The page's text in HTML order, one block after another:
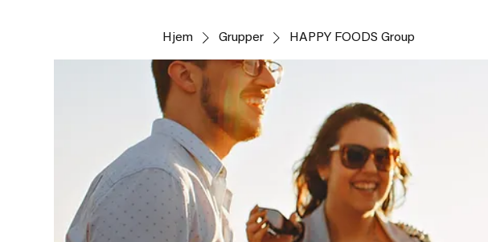
Hjem Grupper HAPPY FOODS Group